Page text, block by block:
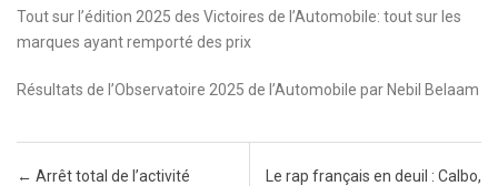
Tout sur l’édition 2025 des Victoires de l’Automobile: tout sur les
marques ayant remporté des prix
Résultats de l’Observatoire 2025 de l’Automobile par Nebil Belaam
Post navigation
← Arrêt total de l’activité
Le rap français en deuil : Calbo,